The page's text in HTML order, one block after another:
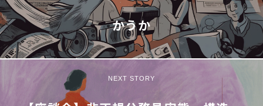
かうか
NEXT STORY